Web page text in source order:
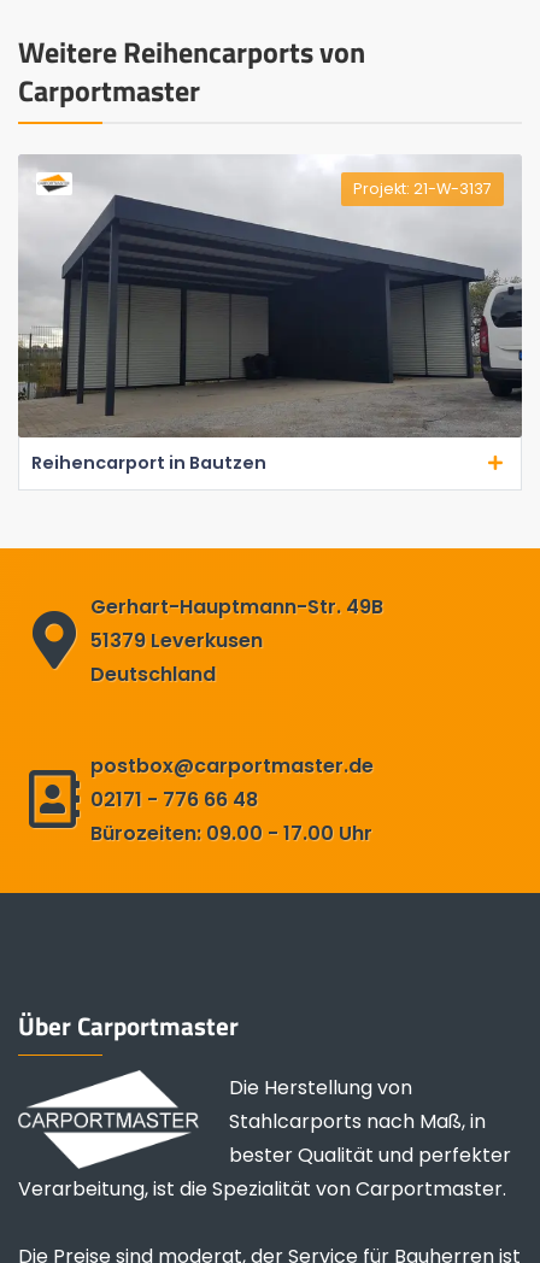
Weitere Reihencarports von
Carportmaster
Projekt: 21-W-3137
Reihencarport in Bautzen
Gerhart-Hauptmann-Str. 49B
51379 Leverkusen
Deutschland
postbox@carportmaster.de
02171 - 776 66 48
Bürozeiten: 09.00 - 17.00 Uhr
Über Carportmaster
Die Herstellung von
Stahlcarports nach Maß, in
bester Qualität und perfekter
Verarbeitung, ist die Spezialität von Carportmaster.
Die Preise sind moderat, der Service für Bauherren ist